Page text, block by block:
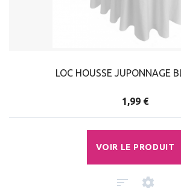
LOC HOUSSE JUPONNAGE
1,99 €
VOIR LE PRODUIT